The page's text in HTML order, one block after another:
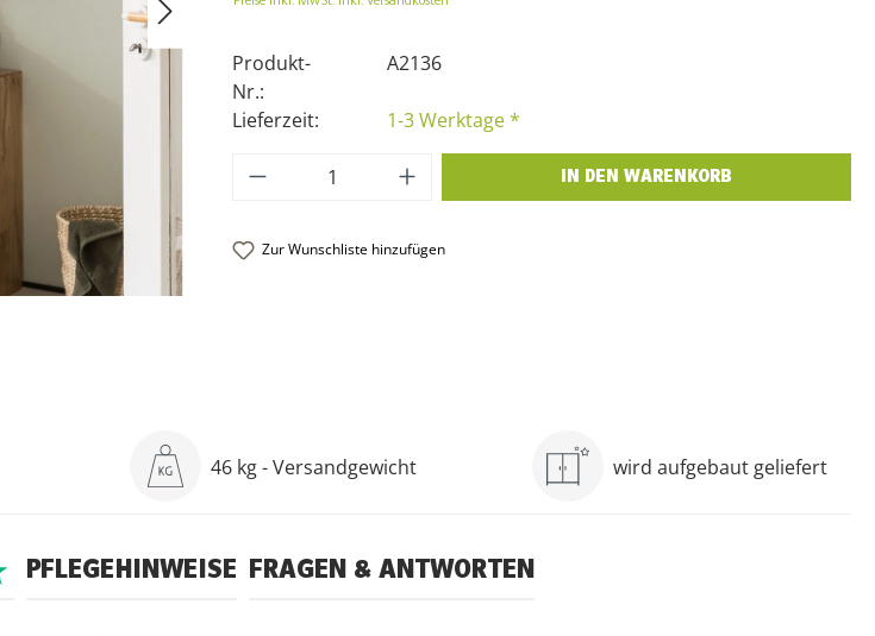
Produkt-
Nr.:
A2136
Lieferzeit: 1-3 Werktage *
Produkt Anzahl: Gib den gewünschten Wert
IN DEN WARENKORB
Zur Wunschliste hinzufügen
46 kg - Versandgewicht wird aufgebaut geliefert
PFLEGEHINWEISE FRAGEN & ANTWORTEN